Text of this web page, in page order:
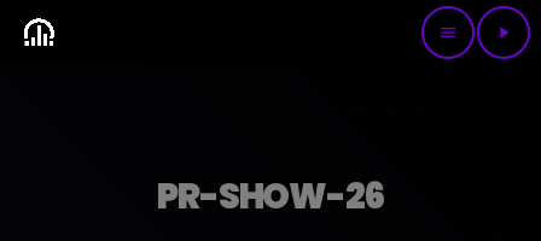
menu play_arrow
PR-SHOW-26